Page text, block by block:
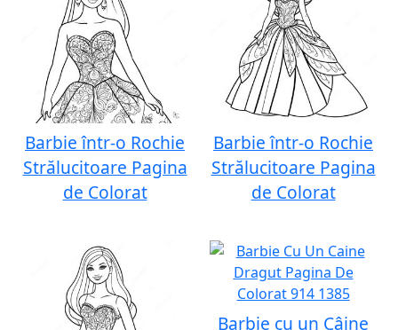
Barbie într-o Rochie
Strălucitoare Pagina
de Colorat
Barbie într-o Rochie
Strălucitoare Pagina
de Colorat
Barbie cu un Câine